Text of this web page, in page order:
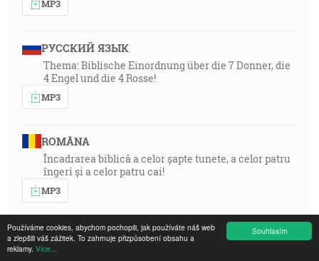
Souhlasím
Používáme cookies, abychom pochopili, jak používáte náš web
a zlepšili váš zážitek. To zahrnuje přizpůsobení obsahu a
reklamy. Více...
MP3
РУССКИЙ ЯЗЫК
Thema: Biblische Einordnung über die 7 Donner, die
4 Engel und die 4 Rosse!
MP3
ROMÂNA
Încadrarea biblică a celor șapte tunete, a celor patru
îngeri și a celor patru cai!
MP3
SWAHILI DRC
MP3